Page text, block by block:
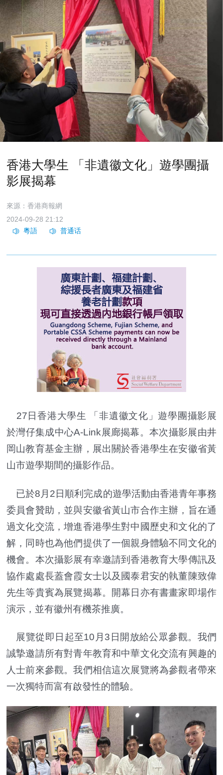
香港大學生 「非遺徽文化」遊學團攝
影展揭幕
來源：香港商報網
2024-09-28 21:12
27日香港大學生 「非遺徽文化」遊學團攝影展
於灣仔集成中心A-Link展廊揭幕。本次攝影展由井
岡山教育基金主辦，展出關於香港學生在安徽省黃
山市遊學期間的攝影作品。
已於8月2日順利完成的遊學活動由香港青年事務
委員會贊助，並與安徽省黃山市合作主辦，旨在通
過文化交流，增進香港學生對中國歷史和文化的了
解，同時也為他們提供了一個親身體驗不同文化的
機會。本次攝影展有幸邀請到香港教育大學傳訊及
協作處處長蓋會霞女士以及國泰君安的執董陳致偉
先生等貴賓為展覽揭幕。開幕日亦有書畫家即場作
演示，並有徽州有機茶推廣。
展覽從即日起至10月3日開放給公眾參觀。我們
誠摯邀請所有對青年教育和中華文化交流有興趣的
人士前來參觀。我們相信這次展覽將為參觀者帶來
一次獨特而富有啟發性的體驗。